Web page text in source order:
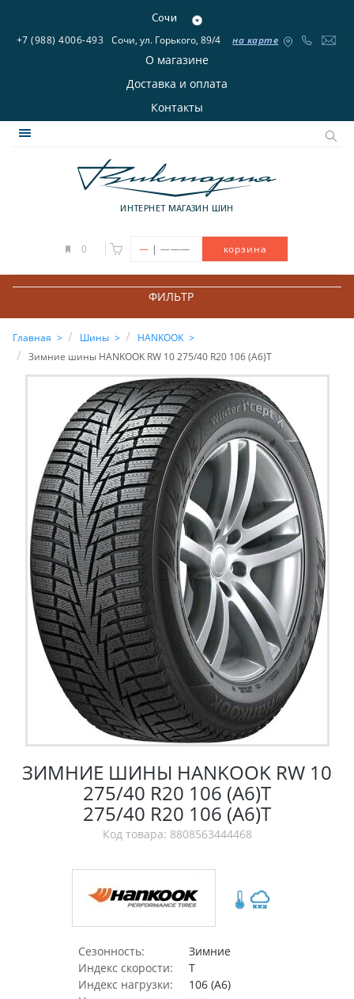
Сочи
+7 (988) 4006-493 Сочи, ул. Горького, 89/4 на карте
О магазине
Доставка и оплата
Контакты
ИНТЕРНЕТ МАГАЗИН ШИН
0 — | ——— корзина
ФИЛЬТР
Главная Шины
HANKOOK
Зимние шины HANKOOK RW 10 275/40 R20 106 (A6)T
ЗИМНИЕ ШИНЫ HANKOOK RW 10
275/40 R20 106 (A6)T
275/40 R20 106 (A6)T
Код товара: 8808563444468
Сезонность:
Зимние
Индекс скорости:
T
Индекс нагрузки:
106 (A6)